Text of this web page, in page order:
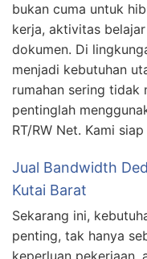
bukan cuma untuk
kerja, aktivitas
dokumen. Di
menjadi kebutuhan
rumahan sering tidak
pentinglah
RT/RW Net. Kami
Jual Bandwidth
Kutai Barat
Sekarang ini,
penting, tak hanya